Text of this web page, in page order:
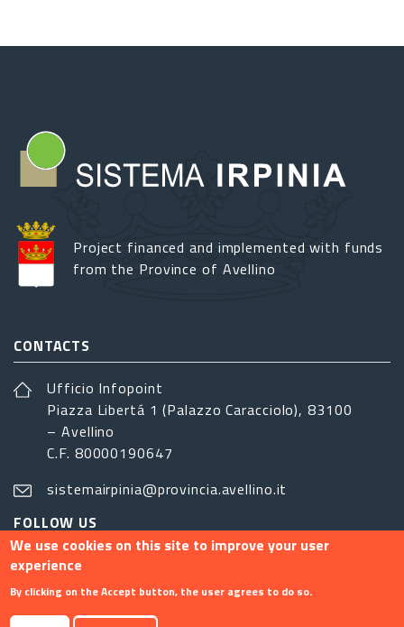
Project financed and implemented with funds
from the Province of Avellino
CONTACTS
Ufficio Infopoint
Piazza Libertá 1 (Palazzo Caracciolo), 83100
– Avellino
C.F. 80000190647
sistemairpinia@provincia.avellino.it
FOLLOW US
We use cookies on this site to improve your user
experience
By clicking on the Accept button, the user agrees to do so.